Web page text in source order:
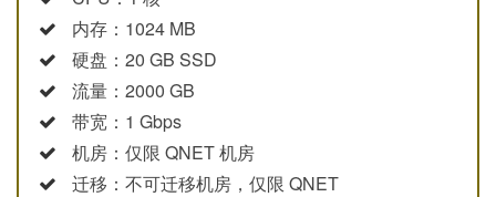
内存：1024 MB
硬盘：20 GB SSD
流量：2000 GB
带宽：1 Gbps
机房：仅限 QNET 机房
迁移：不可迁移机房，仅限 QNET